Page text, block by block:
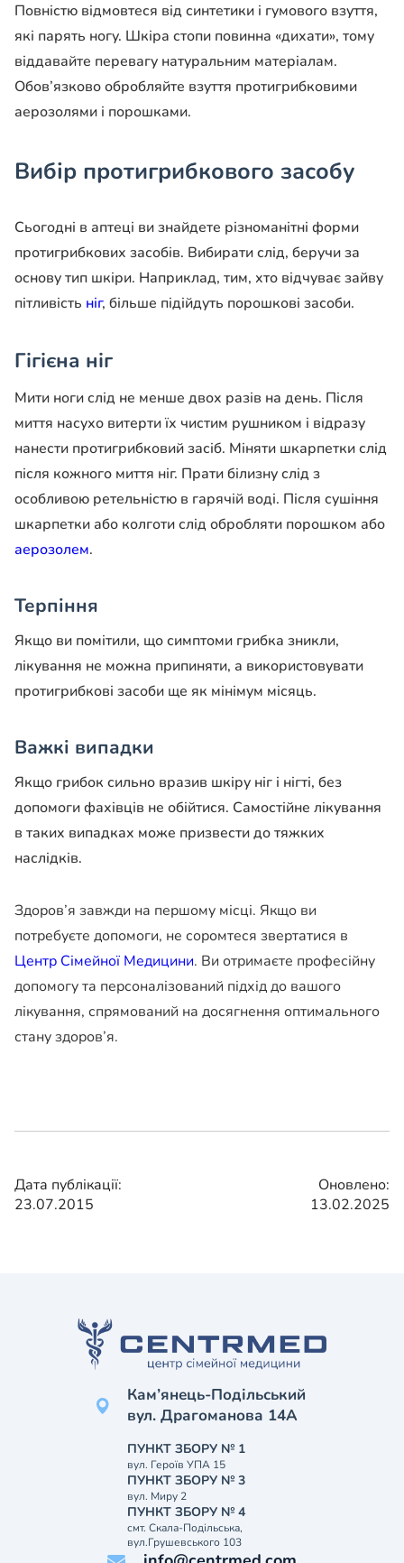
Повністю відмовтеся від синтетики і гумового взуття,
які парять ногу. Шкіра стопи повинна «дихати», тому
віддавайте перевагу натуральним матеріалам.
Обов’язково обробляйте взуття протигрибковими
аерозолями і порошками.
Вибір протигрибкового засобу
Сьогодні в аптеці ви знайдете різноманітні форми
протигрибкових засобів. Вибирати слід, беручи за
основу тип шкіри. Наприклад, тим, хто відчуває зайву
пітливість ніг, більше підійдуть порошкові засоби.
Гігієна ніг
Мити ноги слід не менше двох разів на день. Після
миття насухо витерти їх чистим рушником і відразу
нанести протигрибковий засіб. Міняти шкарпетки слід
після кожного миття ніг. Прати білизну слід з
особливою ретельністю в гарячій воді. Після сушіння
шкарпетки або колготи слід обробляти порошком або
аерозолем.
Терпіння
Якщо ви помітили, що симптоми грибка зникли,
лікування не можна припиняти, а використовувати
протигрибкові засоби ще як мінімум місяць.
Важкі випадки
Якщо грибок сильно вразив шкіру ніг і нігті, без
допомоги фахівців не обійтися. Самостійне лікування
в таких випадках може призвести до тяжких
наслідків.
Здоров’я завжди на першому місці. Якщо ви
потребуєте допомоги, не соромтеся звертатися в
Центр Сімейної Медицини. Ви отримаєте професійну
допомогу та персоналізований підхід до вашого
лікування, спрямований на досягнення оптимального
стану здоров’я.
Дата публікації:
23.07.2015
Оновлено:
13.02.2025
Кам’янець-Подільський
вул. Драгоманова 14А
ПУНКТ ЗБОРУ № 1
вул. Героїв УПА 15
ПУНКТ ЗБОРУ № 3
вул. Миру 2
ПУНКТ ЗБОРУ № 4
смт. Скала-Подільська,
вул.Грушевського 103